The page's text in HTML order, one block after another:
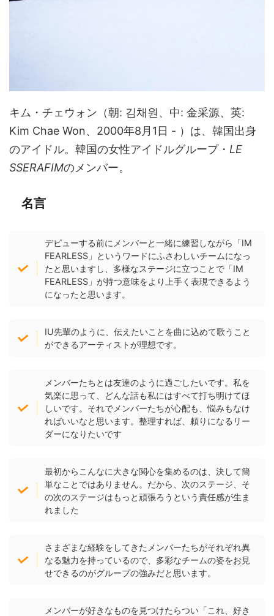
キム・チェウォン（朝: 김채원、中: 金采源、英:
Kim Chae Won、2000年8月1日 - ）は、韓国出身
のアイドル。韓国の女性アイドルグループ・ LE
SSERAFIMのメンバー。
名言
デビューする前にメンバーと一緒に練習しながら「IM
FEARLESS」というワードにふさわしいチームになっ
たと思いますし、多様なステージに立つことで「IM
FEARLESS」が持つ意味をより上手く表現できるよう
になったと思います。
IU先輩のように、伝えたいことを曲に込めて歌うこと
ができるアーティストが理想です。
メンバーたちとは友達のように過ごしたいです。私を
気楽に思って、どんな話も私にはすべて打ち明けてほ
しいです。それでメンバーたちが心配も、悩みもなけ
ればいいなと思います。整理すれば、頼りになるリー
ダーになりたいです
最初からこんなに大きな関心を集めるのは、決して簡
単なことではありません。だから、次のステージ、そ
の次のステージはもっと頑張ろうという責任感が生ま
れました
さまざまな経験をしてきたメンバーたちがそれぞれ異
なる魅力を持っているので、多彩なチームの姿をお見
せできるのがグループの強みだと思います。
メンバーが好きなものを見つけたらつい「これ、好き